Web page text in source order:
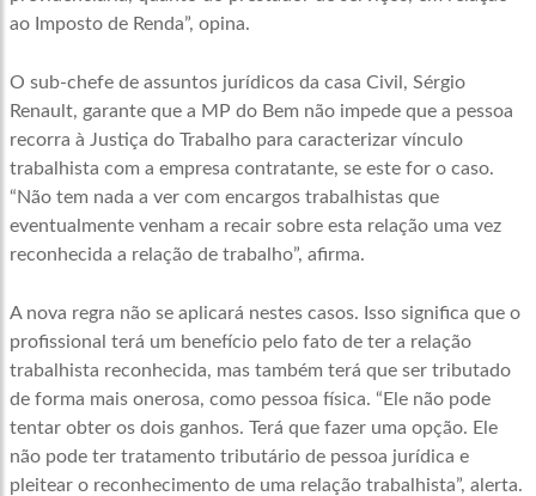
ao Imposto de Renda”, opina.
O sub-chefe de assuntos jurídicos da casa Civil, Sérgio
Renault, garante que a MP do Bem não impede que a pessoa
recorra à Justiça do Trabalho para caracterizar vínculo
trabalhista com a empresa contratante, se este for o caso.
“Não tem nada a ver com encargos trabalhistas que
eventualmente venham a recair sobre esta relação uma vez
reconhecida a relação de trabalho”, afirma.
A nova regra não se aplicará nestes casos. Isso significa que o
profissional terá um benefício pelo fato de ter a relação
trabalhista reconhecida, mas também terá que ser tributado
de forma mais onerosa, como pessoa física. “Ele não pode
tentar obter os dois ganhos. Terá que fazer uma opção. Ele
não pode ter tratamento tributário de pessoa jurídica e
pleitear o reconhecimento de uma relação trabalhista”, alerta.